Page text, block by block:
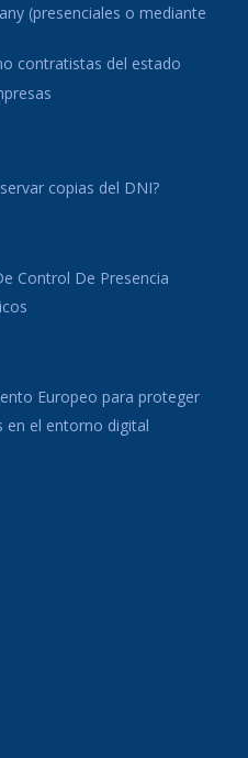
(presenciales o mediante
contratistas del estado
copias del DNI?
Control De Presencia
Europeo para proteger
en el entorno digital